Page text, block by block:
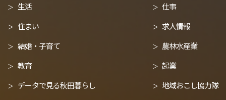
生活
住まい
結婚・子育て
教育
データで見る秋田暮らし
仕事
求人情報
農林水産業
起業
地域おこし協力隊